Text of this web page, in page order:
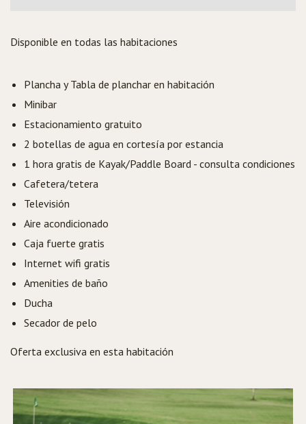
Disponible en todas las habitaciones
Plancha y Tabla de planchar en habitación
Minibar
Estacionamiento gratuito
2 botellas de agua en cortesía por estancia
1 hora gratis de Kayak/Paddle Board - consulta condiciones
Cafetera/tetera
Televisión
Aire acondicionado
Caja fuerte gratis
Internet wifi gratis
Amenities de baño
Ducha
Secador de pelo
Oferta exclusiva en esta habitación